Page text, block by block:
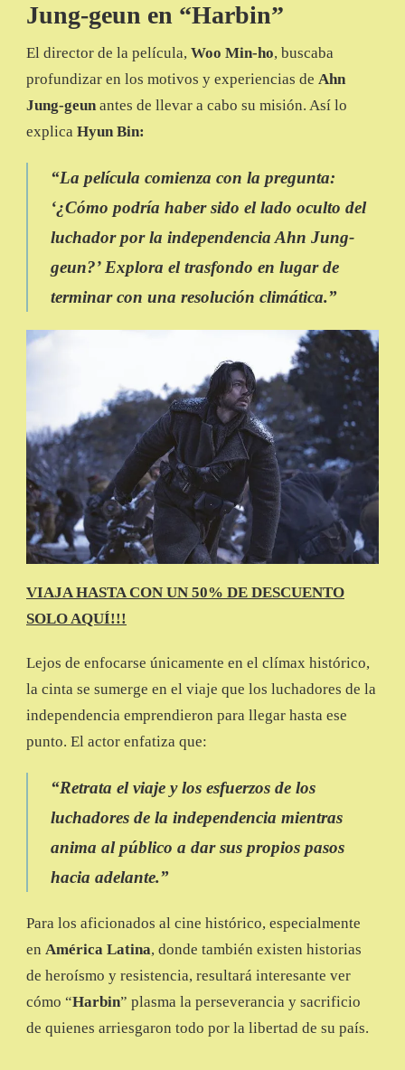
Jung-geun en “Harbin”
El director de la película, Woo Min-ho, buscaba
profundizar en los motivos y experiencias de Ahn
Jung-geun antes de llevar a cabo su misión. Así lo
explica Hyun Bin:
“La película comienza con la pregunta:
‘¿Cómo podría haber sido el lado oculto del
luchador por la independencia Ahn Jung-
geun?’ Explora el trasfondo en lugar de
terminar con una resolución climática.”
VIAJA HASTA CON UN 50% DE DESCUENTO
SOLO AQUÍ!!!
Lejos de enfocarse únicamente en el clímax histórico,
la cinta se sumerge en el viaje que los luchadores de la
independencia emprendieron para llegar hasta ese
punto. El actor enfatiza que:
“Retrata el viaje y los esfuerzos de los
luchadores de la independencia mientras
anima al público a dar sus propios pasos
hacia adelante.”
Para los aficionados al cine histórico, especialmente
en América Latina, donde también existen historias
de heroísmo y resistencia, resultará interesante ver
cómo “Harbin” plasma la perseverancia y sacrificio
de quienes arriesgaron todo por la libertad de su país.